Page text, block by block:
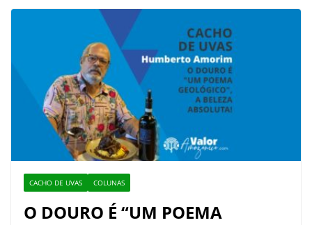
CACHO DE UVAS COLUNAS
O DOURO É “UM POEMA